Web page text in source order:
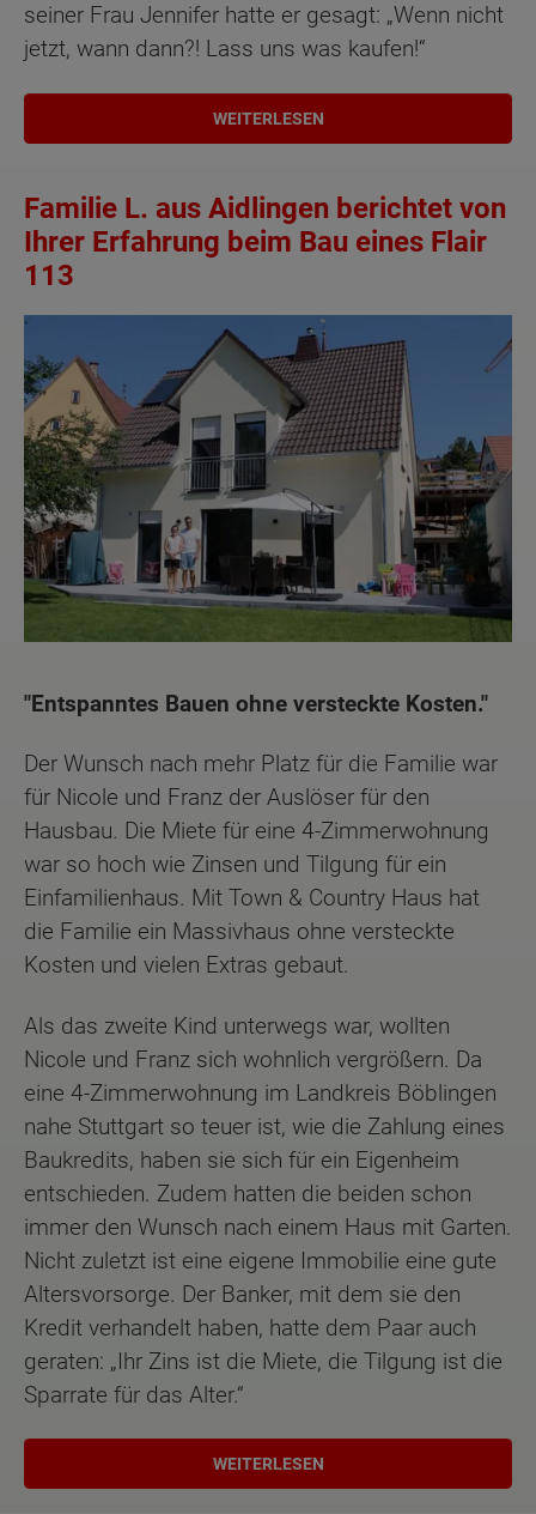
seiner Frau Jennifer hatte er gesagt: „Wenn nicht
jetzt, wann dann?! Lass uns was kaufen!“
WEITERLESEN
Familie L. aus Aidlingen berichtet von
Ihrer Erfahrung beim Bau eines Flair
113
"Entspanntes Bauen ohne versteckte Kosten."
Der Wunsch nach mehr Platz für die Familie war
für Nicole und Franz der Auslöser für den
Hausbau. Die Miete für eine 4-Zimmerwohnung
war so hoch wie Zinsen und Tilgung für ein
Einfamilienhaus. Mit Town & Country Haus hat
die Familie ein Massivhaus ohne versteckte
Kosten und vielen Extras gebaut.
Als das zweite Kind unterwegs war, wollten
Nicole und Franz sich wohnlich vergrößern. Da
eine 4-Zimmerwohnung im Landkreis Böblingen
nahe Stuttgart so teuer ist, wie die Zahlung eines
Baukredits, haben sie sich für ein Eigenheim
entschieden. Zudem hatten die beiden schon
immer den Wunsch nach einem Haus mit Garten.
Nicht zuletzt ist eine eigene Immobilie eine gute
Altersvorsorge. Der Banker, mit dem sie den
Kredit verhandelt haben, hatte dem Paar auch
geraten: „Ihr Zins ist die Miete, die Tilgung ist die
Sparrate für das Alter.“
WEITERLESEN